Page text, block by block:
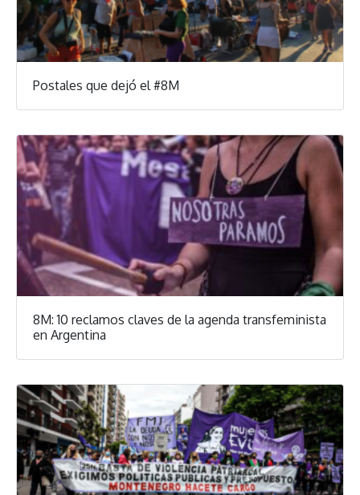
Postales que dejó el #8M
8M: 10 reclamos claves de la agenda transfeminista
en Argentina